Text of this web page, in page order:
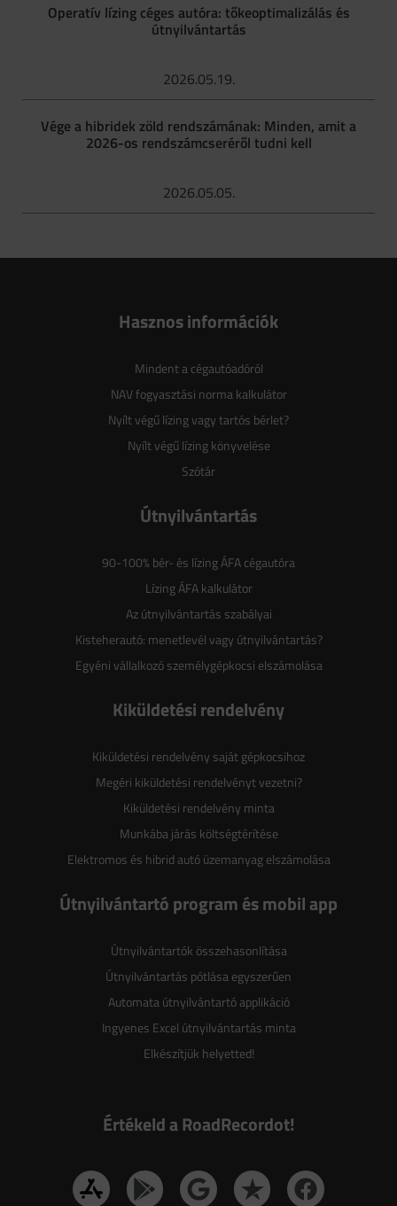
Operatív lízing céges autóra: tőkeoptimalizálás és
útnyilvántartás
2026.05.19.
Vége a hibridek zöld rendszámának: Minden, amit a
2026-os rendszámcseréről tudni kell
2026.05.05.
Hasznos információk
Mindent a cégautóadóról
NAV fogyasztási norma kalkulátor
Nyílt végű lízing vagy tartós bérlet?
Nyílt végű lízing könyvelése
Szótár
Útnyilvántartás
90-100% bér- és lízing ÁFA cégautóra
Lízing ÁFA kalkulátor
Az útnyilvántartás szabályai
Kisteherautó: menetlevél vagy útnyilvántartás?
Egyéni vállalkozó személygépkocsi elszámolása
Kiküldetési rendelvény
Kiküldetési rendelvény saját gépkocsihoz
Megéri kiküldetési rendelvényt vezetni?
Kiküldetési rendelvény minta
Munkába járás költségtérítése
Elektromos és hibrid autó üzemanyag elszámolása
Útnyilvántartó program és mobil app
Útnyilvántartók összehasonlítása
Útnyilvántartás pótlása egyszerűen
Automata útnyilvántartó applikáció
Ingyenes Excel útnyilvántartás minta
Elkészítjük helyetted!
Értékeld a RoadRecordot!